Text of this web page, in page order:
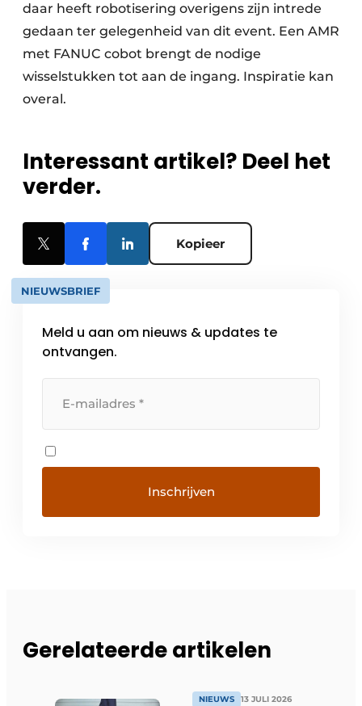
daar heeft robotisering overigens zijn intrede
gedaan ter gelegenheid van dit event. Een AMR
met FANUC cobot brengt de nodige
wisselstukken tot aan de ingang. Inspiratie kan
overal.
Interessant artikel? Deel het
verder.
Kopieer
NIEUWSBRIEF
Meld u aan om nieuws & updates te
ontvangen.
Gerelateerde artikelen
NIEUWS 13 JULI 2026